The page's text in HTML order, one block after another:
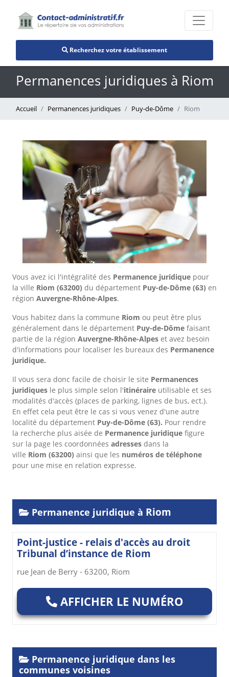
Recherchez votre établissement
Permanences juridiques à Riom
Accueil Permanences juridiques Puy-de-Dôme Riom
Vous avez ici l'intégralité des Permanence juridique pour
la ville Riom (63200) du département Puy-de-Dôme (63) en
région Auvergne-Rhône-Alpes.
Vous habitez dans la commune Riom ou peut être plus
généralement dans le département Puy-de-Dôme faisant
partie de la région Auvergne-Rhône-Alpes et avez besoin
d'informations pour localiser les bureaux des Permanence
juridique.
Il vous sera donc facile de choisir le site Permanences
juridiques le plus simple selon l'itinéraire utilisable et ses
modalités d'accès (places de parking, lignes de bus, ect.).
En effet cela peut être le cas si vous venez d'une autre
localité du département Puy-de-Dôme (63). Pour rendre
la recherche plus aisée de Permanence juridique figure
sur la page les coordonnées adresses dans la
ville Riom (63200) ainsi que les numéros de téléphone
pour une mise en relation expresse.
Permanence juridique à Riom
Point-justice - relais d'accès au droit
Tribunal d’instance de Riom
rue Jean de Berry - 63200, Riom
AFFICHER LE NUMÉRO
Permanence juridique dans les
communes voisines